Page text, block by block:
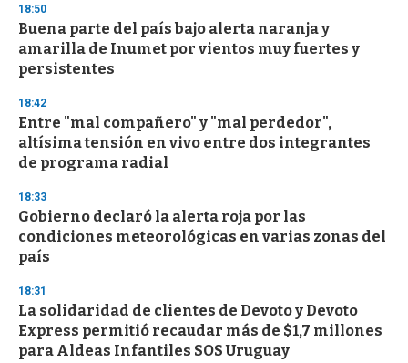
18:50
Buena parte del país bajo alerta naranja y
amarilla de Inumet por vientos muy fuertes y
persistentes
18:42
Entre "mal compañero" y "mal perdedor",
altísima tensión en vivo entre dos integrantes
de programa radial
18:33
Gobierno declaró la alerta roja por las
condiciones meteorológicas en varias zonas del
país
18:31
La solidaridad de clientes de Devoto y Devoto
Express permitió recaudar más de $1,7 millones
para Aldeas Infantiles SOS Uruguay